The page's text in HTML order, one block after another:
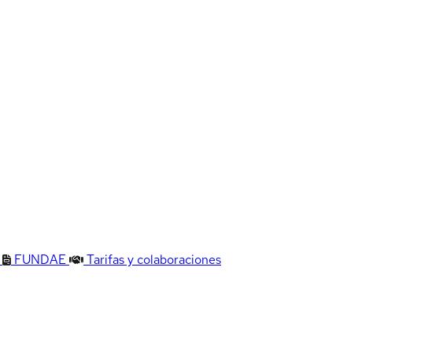
FUNDAE
Tarifas y colaboraciones